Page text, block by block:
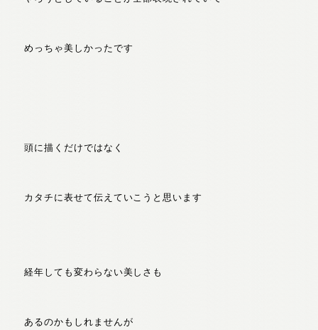
めっちゃ美しかったです
頭に描くだけではなく
カタチに表せて伝えていこうと思います
経年しても変わらない美しさも
あるのかもしれませんが